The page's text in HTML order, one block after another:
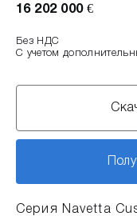
Серия Navetta
16 202 000 €
Без НДС
С учетом